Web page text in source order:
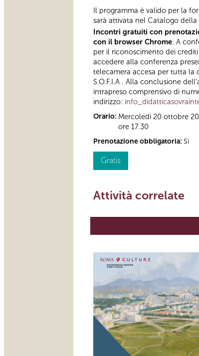
Il programma è valido per la
sarà attivata nel Catalogo
Incontri gratuiti con
con il browser Chrome. A
per il riconoscimento dei
accedere alla conferenza
telecamera accesa per tutta la
S.O.F.I.A . Alla conclusione
intrapreso comprensivo di
indirizzo:
Orario: Mercoledì 20 ottobre
ore 17.30
Prenotazione obbligatoria: Sì
Gratis
Attività correlate